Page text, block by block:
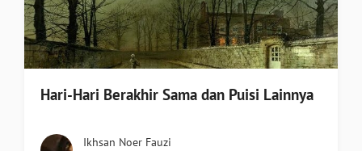
Hari-Hari Berakhir Sama dan Puisi Lainnya
Ikhsan Noer Fauzi